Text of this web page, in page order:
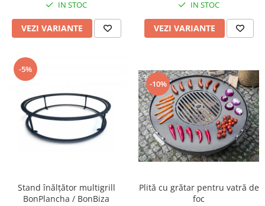
IN STOC
VEZI VARIANTE
IN STOC
VEZI VARIANTE
-5%
Stand înălțător multigrill
BonPlancha / BonBiza
-10%
Plită cu grătar pentru vatră de
foc